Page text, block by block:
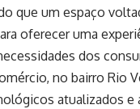
que um espaço
oferecer uma
dos
no bairro Rio
atualizados